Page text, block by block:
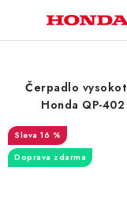
Čerpadlo
Honda QP-402
16 %
Doprava zdarma